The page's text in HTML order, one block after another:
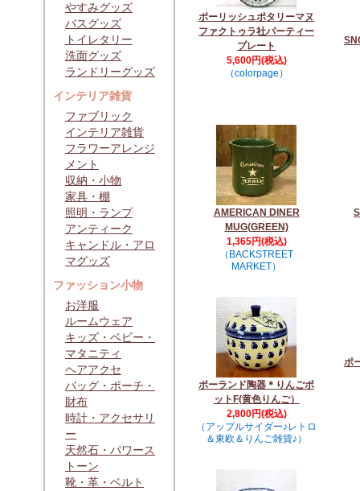
やすみグッズ
バスグッズ
トイレタリー
洗面グッズ
ランドリーグッズ
インテリア雑貨
ファブリック
インテリア雑貨
フラワーアレンジ
メント
収納・小物
家具・棚
照明・ランプ
アンティーク
キャンドル・アロ
マグッズ
ファッション小物
お洋服
ルームウェア
キッズ・ベビー・
マタニティ
ヘアアクセ
バッグ・ポーチ・
財布
時計・アクセサリ
ー
天然石・パワース
トーン
靴・革・ベルト
ポーリッシュポタリーマヌ
ファクトゥラ社パーティー
プレート
5,600円(税込)
（colorpage）
AMERICAN DINER
MUG(GREEN)
1,365円(税込)
（BACKSTREET
MARKET）
ポーランド陶器＊りんごポ
ットF(黄色りんご）
2,800円(税込)
（アップルサイダー♪レトロ
＆東欧＆りんご雑貨♪）
ポ